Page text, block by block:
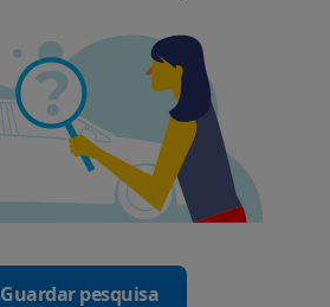
Guardar pesquisa